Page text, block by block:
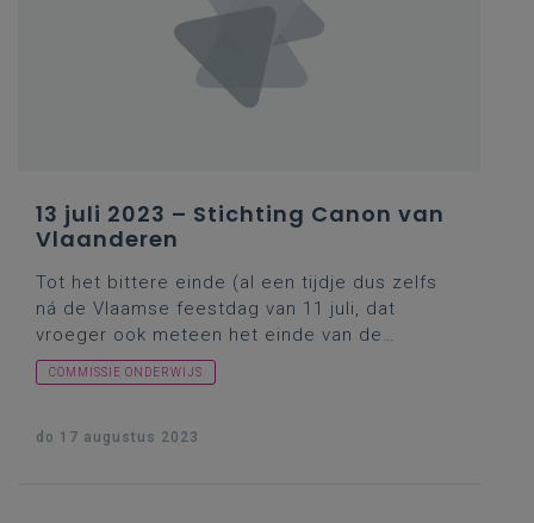
vragensteller Warnez maakte in zijn inleiding
melding van zijn schriftelijke vraag nr.415 van
schriftelijke vraag nr.441
13 juli 2023 – Stichting Canon van
Vlaanderen
Tot het bittere einde (al een tijdje dus zelfs
ná de Vlaamse feestdag van 11 juli, dat
vroeger ook meteen het einde van de
Vlaamse parlementaire activiteiten
betekende) bleven de
vragenstellerselan doorgaan … toen ikzelf al
COMMISSIE ONDERWIJS
do 17 augustus 2023